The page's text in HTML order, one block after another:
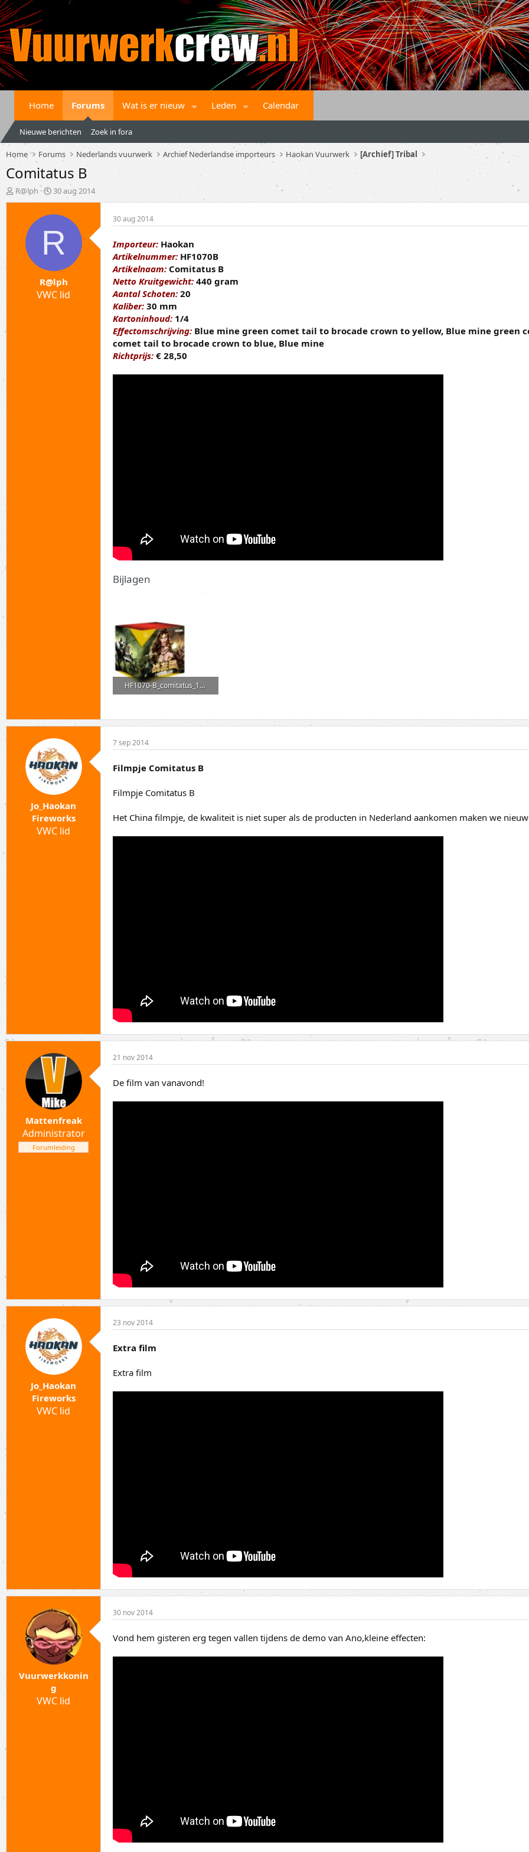
Home Forums Wat is er nieuw Leden Calendar
Nieuwe berichten Zoek in fora
Home Forums Nederlands vuurwerk Archief Nederlandse importeurs Haokan Vuurwerk [Archief] Tribal
Comitatus B
T
o
R@lph
S
t
t
d
m
30 aug 2014
R
R@lph
VWC lid
30 aug 2014
Importeur: Haokan
Artikelnummer: HF1070B
Artikelnaam: Comitatus B
Netto Kruitgewicht: 440 gram
Aantal Schoten: 20
Kaliber: 30 mm
Kartoninhoud: 1/4
Effectomschrijving: Blue mine green comet tail to brocade crown to yellow, Blue mine green
comet tail to brocade crown to blue, Blue mine
Richtprijs: € 28,50
Bijlagen
HF1070-B_comitatus_175x130x175.jpg
Jo_Haokan
Fireworks
VWC lid
7 sep 2014
Filmpje Comitatus B
Filmpje Comitatus B
Het China filmpje, de kwaliteit is niet super als de producten in Nederland aankomen maken we
Mattenfreak
Administrator
Forumleiding
21 nov 2014
De film van vanavond!
Jo_Haokan
Fireworks
VWC lid
23 nov 2014
Extra film
Extra film
Vuurwerkkonin
g
VWC lid
30 nov 2014
Vond hem gisteren erg tegen vallen tijdens de demo van Ano,kleine effecten: